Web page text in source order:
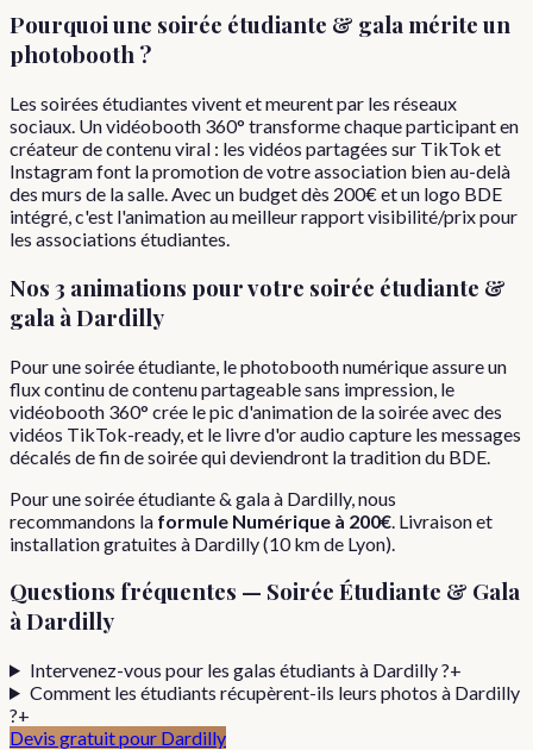
Pourquoiune soirée étudiante & gala mérite un
photobooth ?
Les soirées étudiantes vivent et meurent par les réseaux
sociaux. Un vidéobooth 360° transforme chaque participant en
créateur de contenu viral : les vidéos partagées sur TikTok et
Instagram font la promotion de votre association bien au-delà
des murs de la salle. Avec un budget dès 200€ et un logo BDE
intégré, c'est l'animation au meilleur rapport visibilité/prix pour
les associations étudiantes.
Nos 3 animations pour votre soirée étudiante &
gala à Dardilly
Pour une soirée étudiante, le photobooth numérique assure un
flux continu de contenu partageable sans impression, le
vidéobooth 360° crée le pic d'animation de la soirée avec des
vidéos TikTok-ready, et le livre d'or audio capture les messages
décalés de fin de soirée qui deviendront la tradition du BDE.
Pourunesoirée étudiante & galaà Dardilly, nous
recommandons la formule Numérique à 200€ . Livraison et
installation gratuites à Dardilly(10km de Lyon).
Questions fréquentes — Soirée Étudiante & Gala
àDardilly
Intervenez-vous pour les galas étudiants à Dardilly ?+
Comment les étudiants récupèrent-ils leurs photos à Dardilly
?+
Devis gratuit pour Dardilly